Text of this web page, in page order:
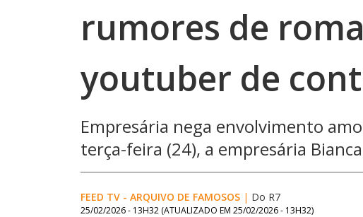
rumores de
youtuber de
Empresária nega envolvimento
terça-feira (24), a empresária
FEED TV - ARQUIVO DE FAMOSOS | Do R7
25/02/2026 - 13H32 (ATUALIZADO EM 25/02/2026 - 13H32)